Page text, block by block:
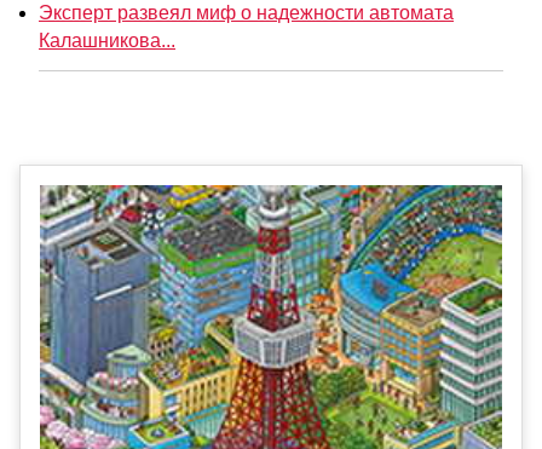
Эксперт развеял миф о надежности автомата
Калашникова...